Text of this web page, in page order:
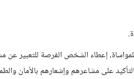
إعطاء الشخص الفرصة للتعبير عن
على مشاعرهم وإشعارهم بالأمان